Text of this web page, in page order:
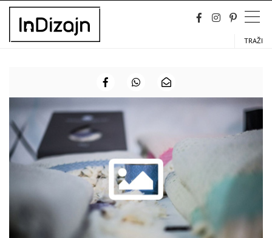
Skip
content
TRAŽI